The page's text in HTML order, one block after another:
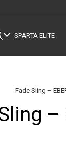
SPARTA ELITE